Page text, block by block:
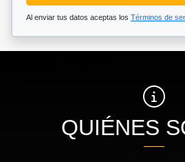
Al enviar tus datos aceptas los Términos de
QUIÉNES